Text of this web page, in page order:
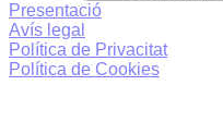
Presentació
Avís legal
Política de Privacitat
Política de Cookies